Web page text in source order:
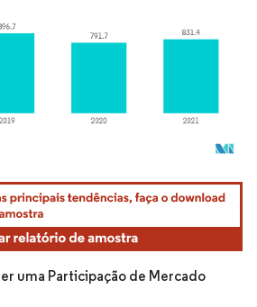
O reuso requer atribuição conforme CC BY 4.0.
uma Participação de Mercado